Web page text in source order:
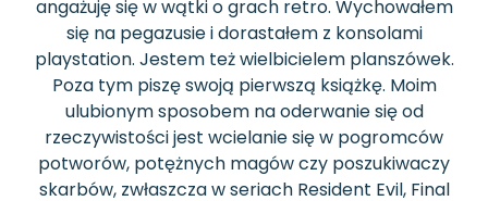
angażuję się w wątki o grach retro. Wychowałem
się na pegazusie i dorastałem z konsolami
playstation. Jestem też wielbicielem planszówek.
Poza tym piszę swoją pierwszą książkę. Moim
ulubionym sposobem na oderwanie się od
rzeczywistości jest wcielanie się w pogromców
potworów, potężnych magów czy poszukiwaczy
skarbów, zwłaszcza w seriach Resident Evil, Final